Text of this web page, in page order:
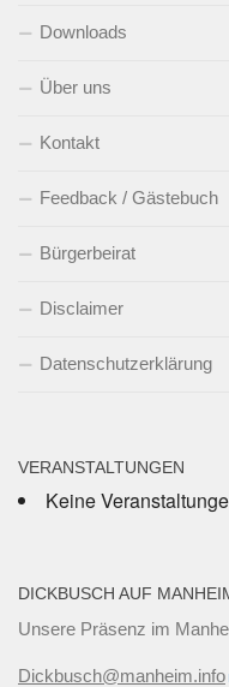
Downloads
Über uns
Kontakt
Feedback / Gästebuch
Bürgerbeirat
Disclaimer
Datenschutzerklärung
VERANSTALTUNGEN
Keine
DICKBUSCH AUF
Unsere Präsenz im
Dickbusch@manheim.info